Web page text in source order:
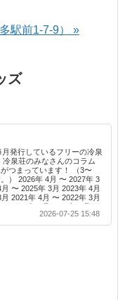
駅前1-7-9） »
ズ
発行しているフリーの冷泉
泉荘のみなさんのコラム
つまっています！ （3〜
） 2026年 4月 〜 2027年 3
〜 2025年 3月 2023年 4月
2021年 4月 〜 2022年 3月
2020年 3月 2018年 4月 〜
年 4月 〜 2017年 3月
2015年 3月 2013...
2026-07-25 15:48